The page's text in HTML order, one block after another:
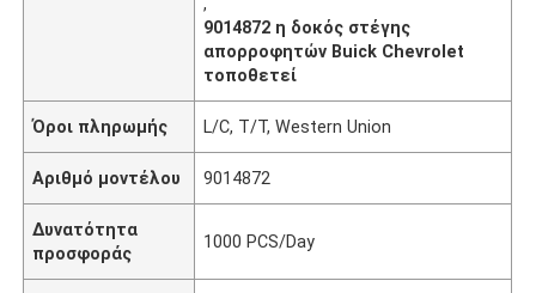
9014872 η δοκός στέγης
απορροφητών Buick Chevrolet
τοποθετεί
Όροι πληρωμής L/C, T/T, Western Union
Αριθμό μοντέλου 9014872
Δυνατότητα
προσφοράς
1000 PCS/Day